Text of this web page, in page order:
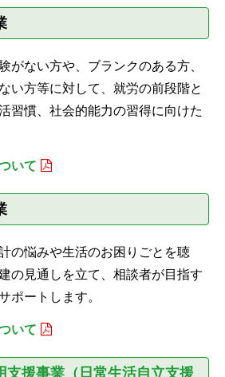
がない方や、ブランクのある方、
い方等に対して、就労の前段階と
習慣、社会的能力の習得に向けた
いて
の悩みや生活のお困りごとを聴
の見通しを立て、相談者が目指す
ポートします。
いて
支援事業（日常生活自立支援